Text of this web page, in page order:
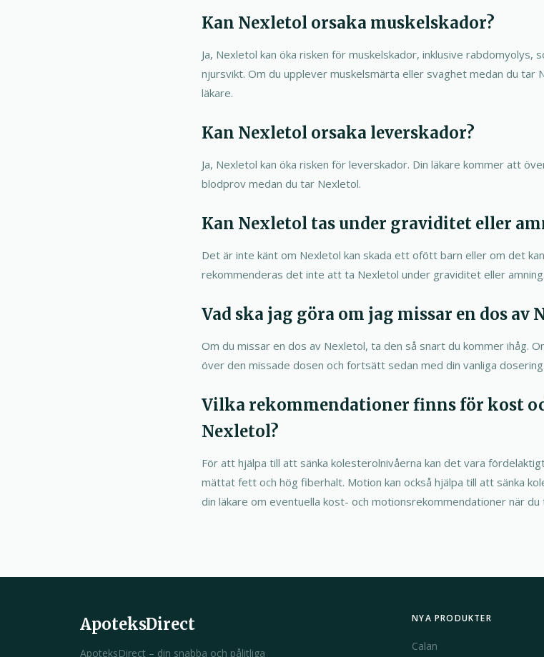
Kan Nexletol orsaka muskelskador?
Ja, Nexletol kan öka risken för muskelskador, inklusive rabdomyolys,
njursvikt. Om du upplever muskelsmärta eller svaghet medan du tar
läkare.
Kan Nexletol orsaka leverskador?
Ja, Nexletol kan öka risken för leverskador. Din läkare kommer att
blodprov medan du tar Nexletol.
Kan Nexletol tas under graviditet eller
Det är inte känt om Nexletol kan skada ett ofött barn eller om det
rekommenderas det inte att ta Nexletol under graviditet eller amning.
Vad ska jag göra om jag missar en dos av
Om du missar en dos av Nexletol, ta den så snart du kommer ihåg.
över den missade dosen och fortsätt sedan med din vanliga dosering.
Vilka rekommendationer finns för kost
Nexletol?
För att hjälpa till att sänka kolesterolnivåerna kan det vara
mättat fett och hög fiberhalt. Motion kan också hjälpa till att sänka
din läkare om eventuella kost- och motionsrekommendationer när du
ApoteksDirect
ApoteksDirect – din snabba och pålitliga
NYA PRODUKTER
Calan